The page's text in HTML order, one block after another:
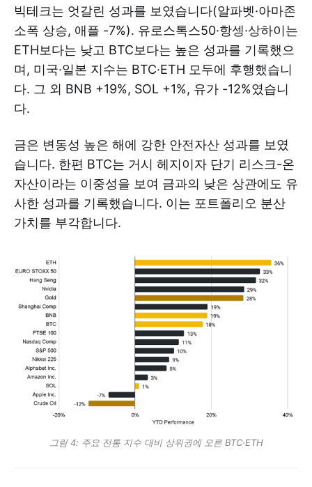
빅테크는 엇갈린 성과를 보였습니다(알파벳·아마존
소폭 상승, 애플 -7%). 유로스톡스50·항셍·상하이는
ETH보다는 낮고 BTC보다는 높은 성과를 기록했으
며, 미국·일본 지수는 BTC·ETH 모두에 후행했습니
다. 그 외 BNB +19%, SOL +1%, 유가 -12%였습니
다.
금은 변동성 높은 해에 강한 안전자산 성과를 보였
습니다. 한편 BTC는 거시 헤지이자 단기 리스크-온
자산이라는 이중성을 보여 금과의 낮은 상관에도 유
사한 성과를 기록했습니다. 이는 포트폴리오 분산
가치를 부각합니다.
그림 4: 주요 전통 지수 대비 상위권에 오른 BTC·ETH